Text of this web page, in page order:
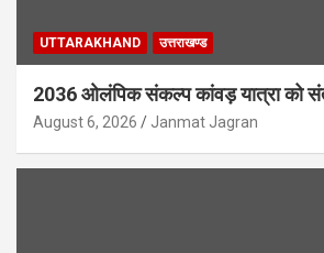
UTTARAKHAND उत्तराखण्ड
2036 ओलंपिक संकल्प कांवड़ यात्रा को
August 6, 2026 Janmat Jagran